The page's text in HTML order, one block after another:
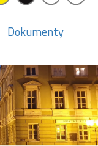
Dokumenty